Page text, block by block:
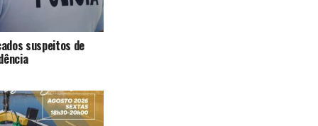
suspeitos de